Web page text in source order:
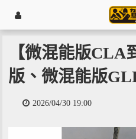
【微混能版CLA
版、微混能版
2026/04/30 19:00